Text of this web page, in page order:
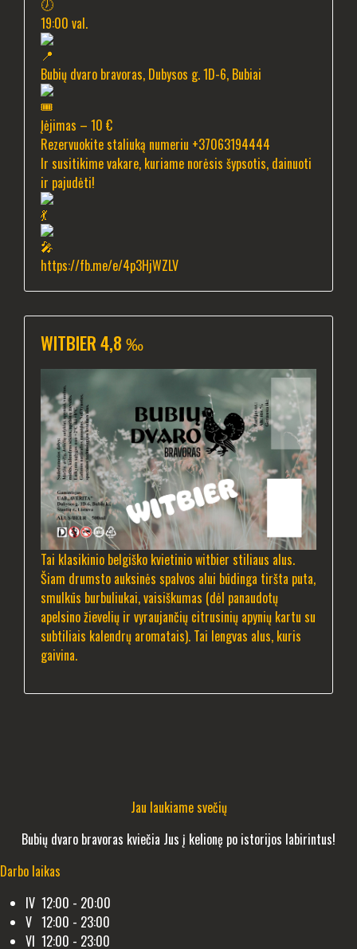
19:00 val.
Bubių dvaro bravoras, Dubysos g. 1D-6, Bubiai
Įėjimas – 10 €
Rezervuokite staliuką numeriu +37063194444
Ir susitikime vakare, kuriame norėsis šypsotis, dainuoti
ir pajudėti!
https://fb.me/e/4p3HjWZLV
WITBIER 4,8 ‰
Tai klasikinio belgiško kvietinio witbier stiliaus alus.
Šiam drumsto auksinės spalvos alui būdinga tiršta puta,
smulkūs burbuliukai, vaisiškumas (dėl panaudotų
apelsino žievelių ir vyraujančių citrusinių apynių kartu su
subtiliais kalendrų aromatais). Tai lengvas alus, kuris
gaivina.
Jau laukiame svečių
Bubių dvaro bravoras kviečia Jus į kelionę po istorijos labirintus!
Darbo laikas
IV 12:00 - 20:00
V 12:00 - 23:00
VI 12:00 - 23:00